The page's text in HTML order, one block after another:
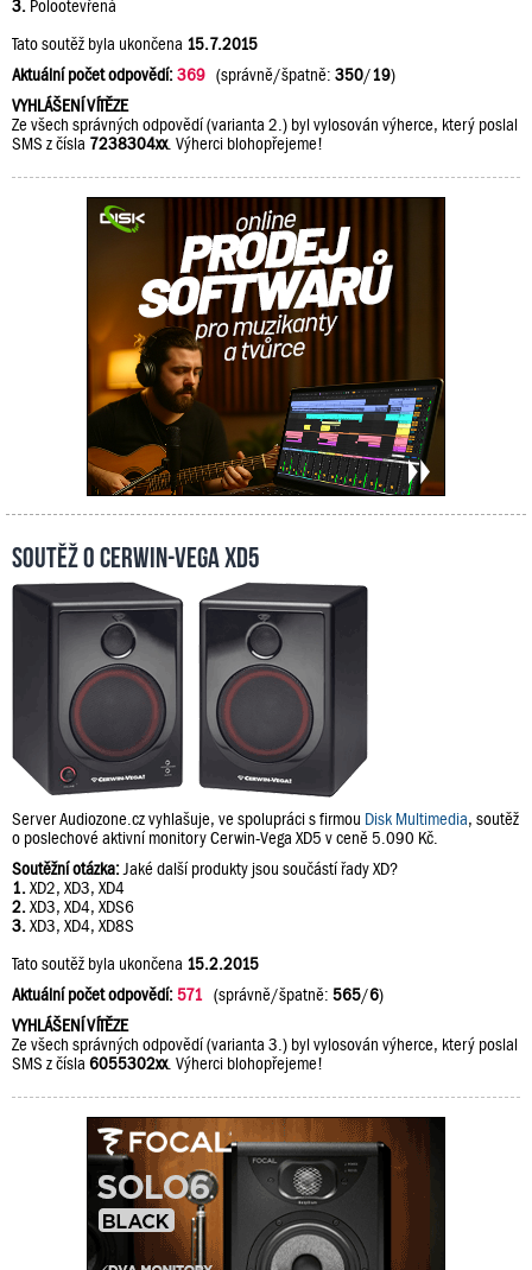
3. Polootevřená
Tato soutěž byla ukončena 15.7.2015
Aktuální počet odpovědí:369 (správně/špatně: 350/19)
VYHLÁŠENÍ VÍTĚZE
Ze všech správných odpovědí (varianta 2.) byl vylosován výherce, který poslal
SMS z čísla 7238304xx. Výherci blohopřejeme!
Soutěž o Cerwin-Vega XD5
Server Audiozone.cz vyhlašuje, ve spolupráci s firmou Disk Multimedia, soutěž
o poslechové aktivní monitory Cerwin-Vega XD5 v ceně 5.090 Kč.
Soutěžní otázka: Jaké další produkty jsou součástí řady XD?
1. XD2, XD3, XD4
2. XD3, XD4, XDS6
3. XD3, XD4, XD8S
Tato soutěž byla ukončena 15.2.2015
Aktuální počet odpovědí:571 (správně/špatně: 565/6)
VYHLÁŠENÍ VÍTĚZE
Ze všech správných odpovědí (varianta 3.) byl vylosován výherce, který poslal
SMS z čísla 6055302xx. Výherci blohopřejeme!